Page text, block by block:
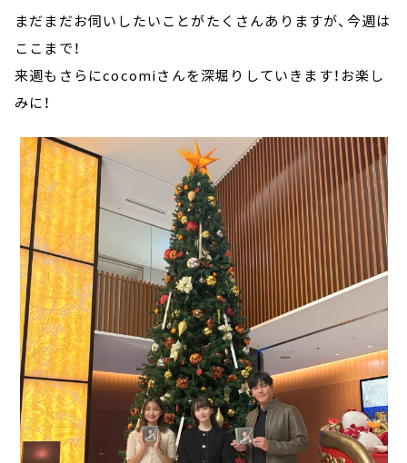
まだまだお伺いしたいことがたくさんありますが、今週は
ここまで！
来週もさらにcocomiさんを深堀りしていきます！お楽し
みに！